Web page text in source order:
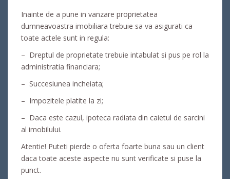
Inainte de a pune in vanzare proprietatea
dumneavoastra imobiliara trebuie sa va asigurati ca
toate actele sunt in regula:
– Dreptul de proprietate trebuie intabulat si pus pe rol la
administratia financiara;
– Succesiunea incheiata;
– Impozitele platite la zi;
– Daca este cazul, ipoteca radiata din caietul de sarcini
al imobilului.
Atentie! Puteti pierde o oferta foarte buna sau un client
daca toate aceste aspecte nu sunt verificate si puse la
punct.